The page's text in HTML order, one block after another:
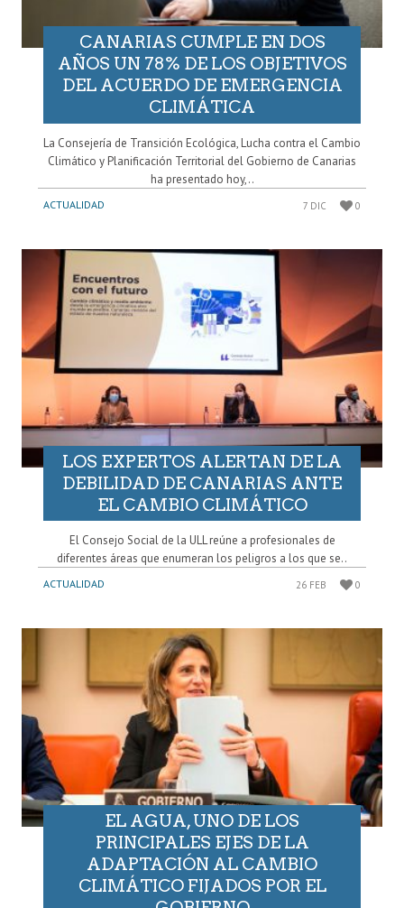
CANARIAS CUMPLE EN DOS
AÑOS UN 78% DE LOS OBJETIVOS
DEL ACUERDO DE EMERGENCIA
CLIMÁTICA
La Consejería de Transición Ecológica, Lucha contra el Cambio
Climático y Planificación Territorial del Gobierno de Canarias
ha presentado hoy,..
ACTUALIDAD 7 DIC 0
LOS EXPERTOS ALERTAN DE LA
DEBILIDAD DE CANARIAS ANTE
EL CAMBIO CLIMÁTICO
El Consejo Social de la ULL reúne a profesionales de
diferentes áreas que enumeran los peligros a los que se..
ACTUALIDAD 26 FEB 0
EL AGUA, UNO DE LOS
PRINCIPALES EJES DE LA
ADAPTACIÓN AL CAMBIO
CLIMÁTICO FIJADOS POR EL